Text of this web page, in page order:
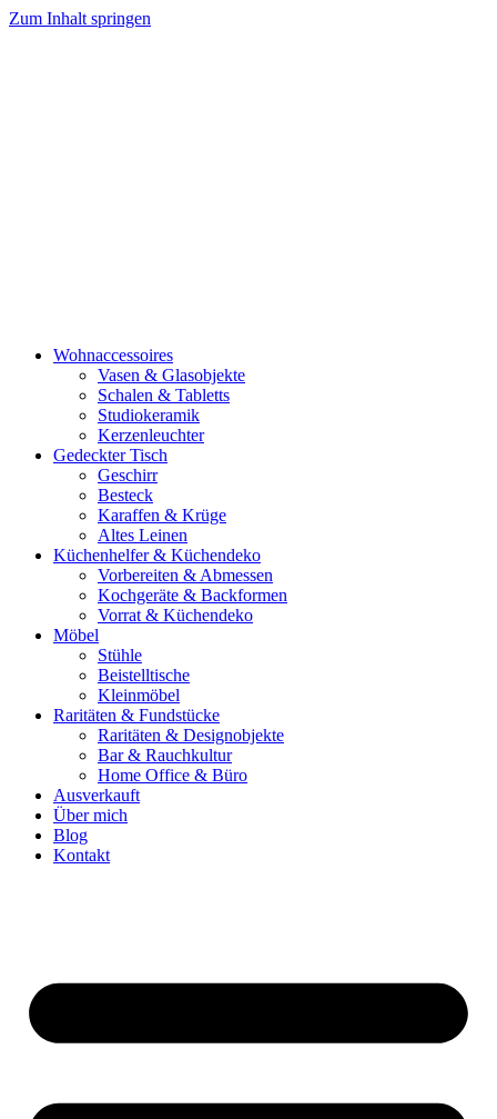
Zum Inhalt springen
Wohnaccessoires
Vasen & Glasobjekte
Schalen & Tabletts
Studiokeramik
Kerzenleuchter
Gedeckter Tisch
Geschirr
Besteck
Karaffen & Krüge
Altes Leinen
Küchenhelfer & Küchendeko
Vorbereiten & Abmessen
Kochgeräte & Backformen
Vorrat & Küchendeko
Möbel
Stühle
Beistelltische
Kleinmöbel
Raritäten & Fundstücke
Raritäten & Designobjekte
Bar & Rauchkultur
Home Office & Büro
Ausverkauft
Über mich
Blog
Kontakt